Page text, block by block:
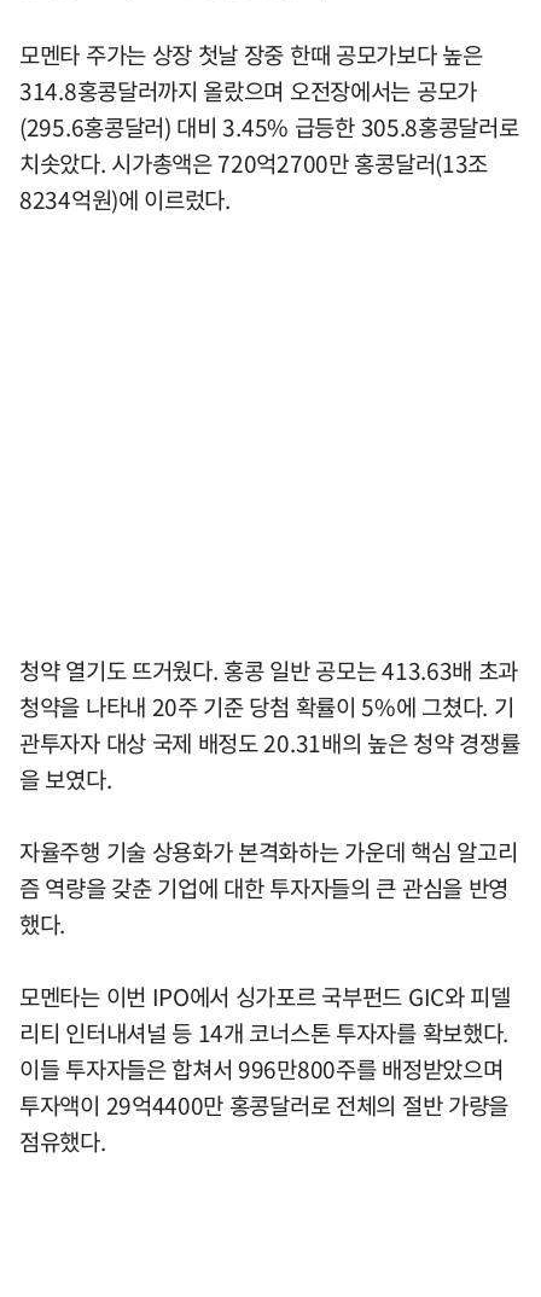
모멘타 주가는 상장 첫날 장중 한때 공모가보다 높은
314.8홍콩달러까지 올랐으며 오전장에서는 공모가
(295.6홍콩달러) 대비 3.45% 급등한 305.8홍콩달러로
치솟았다. 시가총액은 720억2700만 홍콩달러(13조
8234억원)에 이르렀다.
청약 열기도 뜨거웠다. 홍콩 일반 공모는 413.63배 초과
청약을 나타내 20주 기준 당첨 확률이 5%에 그쳤다. 기
관투자자 대상 국제 배정도 20.31배의 높은 청약 경쟁률
을 보였다.
자율주행 기술 상용화가 본격화하는 가운데 핵심 알고리
즘 역량을 갖춘 기업에 대한 투자자들의 큰 관심을 반영
했다.
모멘타는 이번 IPO에서 싱가포르 국부펀드 GIC와 피델
리티 인터내셔널 등 14개 코너스톤 투자자를 확보했다.
이들 투자자들은 합쳐서 996만800주를 배정받았으며
투자액이 29억4400만 홍콩달러로 전체의 절반 가량을
점유했다.